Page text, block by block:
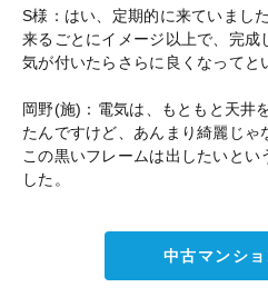
S様：はい、定期的に来ていまし
来るごとにイメージ以上で、完
気が付いたらさらに良くなってと
岡野(施)：電気は、もともと天井
たんですけど、あんまり綺麗じゃ
この黒いフレームは出したいとい
した。
中古マンシ